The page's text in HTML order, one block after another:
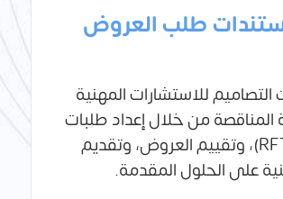
طلب العروض
للاستشارات المهنية
المناقصة من خلال إعداد طلبات
العروض (RFT)، وتقييم العروض، وتقديم
على الحلول المقدمة.